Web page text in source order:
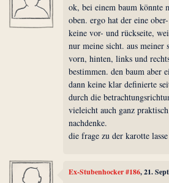
ok, bei einem baum könnte
oben. ergo hat der eine
keine vor- und rückseite,
nur meine sicht. aus meiner
vorn, hinten, links und
bestimmen. den baum aber
dann keine klar definierte
durch die
vieleicht auch ganz
nachdenke.
die frage zu der karotte
Ex-Stubenhocker #186, 21.